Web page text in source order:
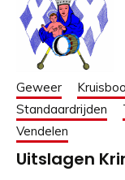
Geweer
Standaardrijden
Vendelen
Uitslagen